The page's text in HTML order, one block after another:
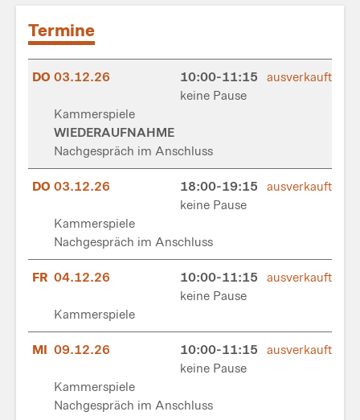
Termine
DO 03.12.26
10:00-11:15
keine Pause
Kammerspiele
WIEDERAUFNAHME
Nachgespräch im Anschluss
ausverkauft
DO 03.12.26
18:00-19:15
keine Pause
Kammerspiele
Nachgespräch im Anschluss
ausverkauft
FR 04.12.26
10:00-11:15
keine Pause
Kammerspiele
ausverkauft
MI 09.12.26
10:00-11:15
keine Pause
Kammerspiele
Nachgespräch im Anschluss
ausverkauft